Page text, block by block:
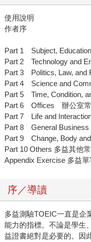
使用說明
作者序
Part 1 Subject,
Part 2 Technology and
Part 3 Politics, Law, and
Part 4 Science and
Part 5 Time, Condition,
Part 6 Offices 辦公室
Part 7 Life and
Part 8 General Business
Part 9 Change, Body
Part 10 Others 多益其他
Appendix Exercise 多益單
序／導讀
多益測驗TOEIC一直是企
能力的指標。不論是學生
益證書絕對是必要的。因